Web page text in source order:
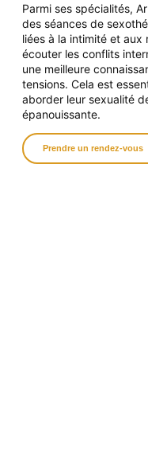
Parmi ses spécialités,
des séances de
liées à la intimité et aux
écouter les conflits
une meilleure
tensions. Cela est
aborder leur sexualité
épanouissante.
Prendre un rendez-vous